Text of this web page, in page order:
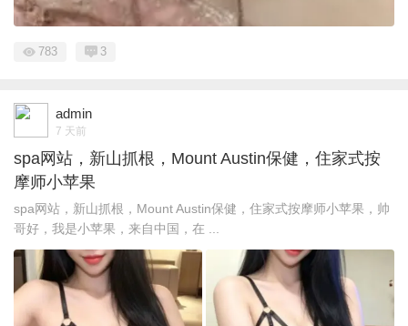
783 3
admin
7 天前
spa网站，新山抓根，Mount Austin保健，住家式按
摩师小苹果
spa网站，新山抓根，Mount Austin保健，住家式按摩师小苹果，帅
哥好，我是小苹果，来自中国，在 ...